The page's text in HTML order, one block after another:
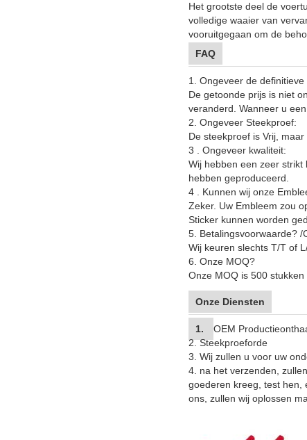
Het grootste deel de
volledige waaier van
vooruitgegaan om de
FAQ
1. Ongeveer de definitieve
De getoonde prijs is niet
veranderd. Wanneer u
2. Ongeveer Steekproef:
De steekproef is Vrij,
3 . Ongeveer kwaliteit:
Wij hebben een zeer strikt
hebben geproduceerd.
4 . Kunnen wij onze
Zeker. Uw Embleem zou
Sticker kunnen worden
5. Betalingsvoorwaarde?
Wij keuren slechts T/T of
6. Onze MOQ?
Onze MOQ is 500 stukken
Onze Diensten
1.
OEM
2. Steekproeforde
3. Wij zullen u voor uw
4. na het verzenden,
goederen kreeg, test hen,
ons, zullen wij oplossen